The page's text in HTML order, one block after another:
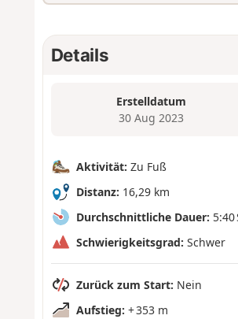
Details
Erstelldatum
30 Aug 2023
Aktivität: Zu Fuß
Distanz: 16,29 km
Durchschnittliche Dauer: 5:40
Schwierigkeitsgrad: Schwer
Zurück zum Start: Nein
Aufstieg: + 353 m